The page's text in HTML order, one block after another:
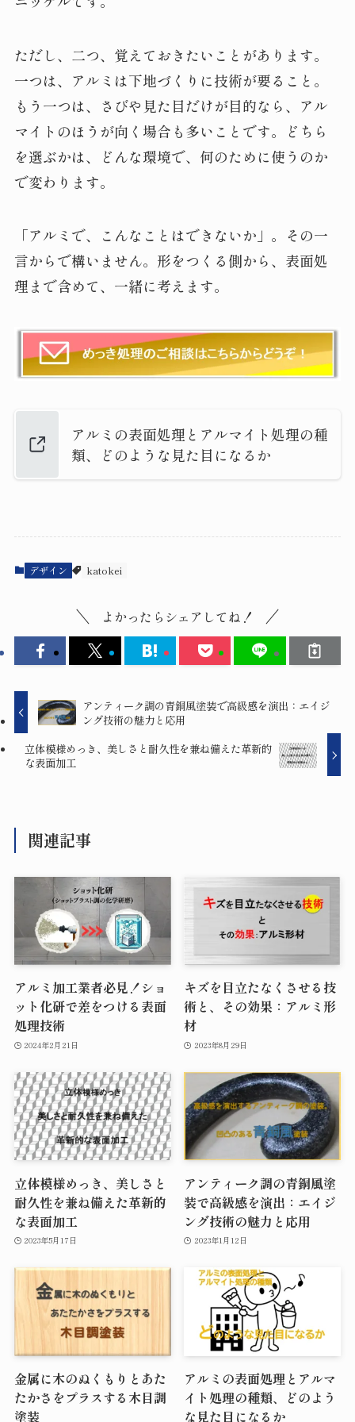
ただし、二つ、覚えておきたいことがあります。
一つは、アルミは下地づくりに技術が要ること。
もう一つは、さびや見た目だけが目的なら、アル
マイトのほうが向く場合も多いことです。どちら
を選ぶかは、どんな環境で、何のために使うのか
で変わります。
「アルミで、こんなことはできないか」。その一
言からで構いません。形をつくる側から、表面処
理まで含めて、一緒に考えます。
アルミの表面処理とアルマイト処理の種
類、どのような見た目になるか
デザイン katokei
よかったらシェアしてね！
アンティーク調の青銅風塗装で高級感を演出：エイジ
ング技術の魅力と応用
立体模様めっき、美しさと耐久性を兼ね備えた革新的
な表面加工
関連記事
アルミ加工業者必見！ショ
ット化研で差をつける表面
処理技術
2024年2月21日
キズを目立たなくさせる技
術と、その効果：アルミ形
材
2023年8月29日
立体模様めっき、美しさと
耐久性を兼ね備えた革新的
な表面加工
2023年5月17日
アンティーク調の青銅風塗
装で高級感を演出：エイジ
ング技術の魅力と応用
2023年1月12日
金属に木のぬくもりとあた
たかさをプラスする木目調
塗装
アルミの表面処理とアルマ
イト処理の種類、どのよう
な見た目になるか